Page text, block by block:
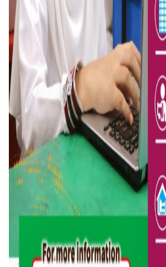
ভারতে ভয়াবহ সড়ক দুর্ঘটনা, নিহত ১৫
হলিউডে নতুন প্রেমের গুঞ্জন